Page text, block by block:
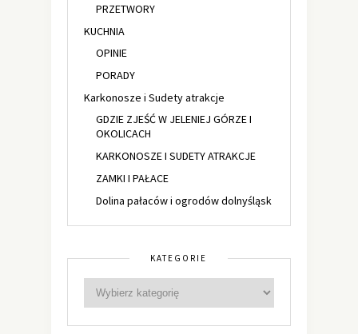
PRZETWORY
KUCHNIA
OPINIE
PORADY
Karkonosze i Sudety atrakcje
GDZIE ZJEŚĆ W JELENIEJ GÓRZE I
OKOLICACH
KARKONOSZE I SUDETY ATRAKCJE
ZAMKI I PAŁACE
Dolina pałaców i ogrodów dolnyśląsk
KATEGORIE